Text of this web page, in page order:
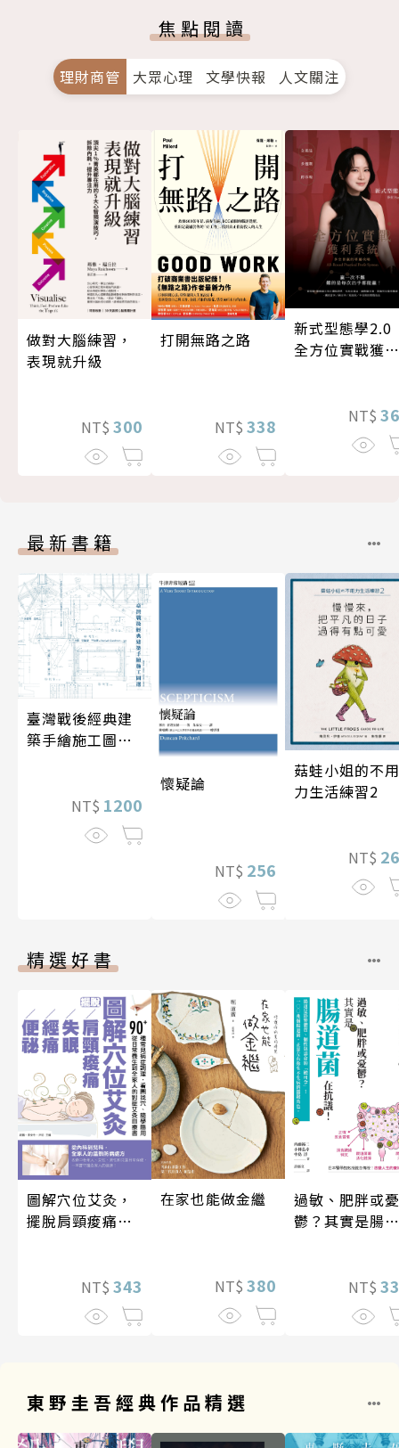
焦點閱讀
理財商管 大眾心理 文學快報 人文關注
做對大腦練習，
表現就升級
NT$ 300
打開無路之路
NT$ 338
新式型態學
全方位實戰獲利
NT$
最新書籍
臺灣戰後經典建
築手繪施工圖選
NT$ 1200
懷疑論
NT$ 256
菇蛙小姐的不用
力生活練習2
NT$
精選好書
圖解穴位艾灸，
擺脫肩頸痠痛、
NT$ 343
在家也能做金繼
NT$ 380
過敏、肥胖或憂
鬱？其實是腸道
NT$
東野圭吾經典作品精選